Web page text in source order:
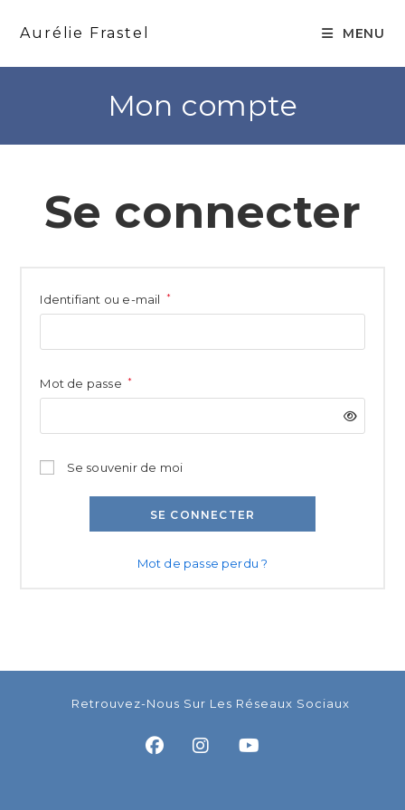
Aurélie Frastel MENU
Mon compte
Se connecter
Identifiant ou e-mail *Obligatoire
Mot de passe *Obligatoire
Se souvenir de moi
SE CONNECTER
Mot de passe perdu ?
Retrouvez-Nous Sur Les Réseaux Sociaux